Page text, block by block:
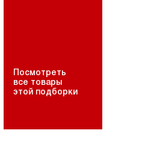
Посмотреть
все товары
этой подборки